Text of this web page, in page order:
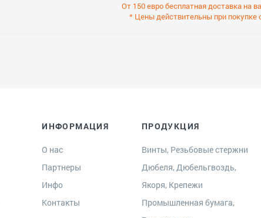
От 150 евро бесплатная доставка на
* Цены действительны при покупке
ИНФОРМАЦИЯ
О нас
Партнеры
Инфо
Контакты
ПРОДУКЦИЯ
Винты, Резьбовые стержни
Дюбеля, Дюбельгвоздь,
Якоря, Крепежи
Промышленная бумага,